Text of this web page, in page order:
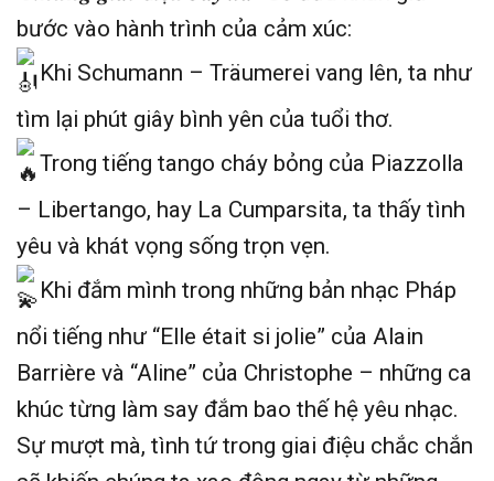
bước vào hành trình của cảm xúc:
Khi Schumann – Träumerei vang lên, ta như
tìm lại phút giây bình yên của tuổi thơ.
Trong tiếng tango cháy bỏng của Piazzolla
– Libertango, hay La Cumparsita, ta thấy tình
yêu và khát vọng sống trọn vẹn.
Khi đắm mình trong những bản nhạc Pháp
nổi tiếng như “Elle était si jolie” của Alain
Barrière và “Aline” của Christophe – những ca
khúc từng làm say đắm bao thế hệ yêu nhạc.
Sự mượt mà, tình tứ trong giai điệu chắc chắn